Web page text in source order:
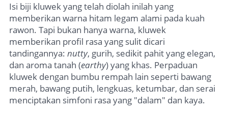
Isi biji kluwek yang telah diolah inilah yang
memberikan warna hitam legam alami pada kuah
rawon. Tapi bukan hanya warna, kluwek
memberikan profil rasa yang sulit dicari
tandingannya: nutty, gurih, sedikit pahit yang elegan,
dan aroma tanah (earthy) yang khas. Perpaduan
kluwek dengan bumbu rempah lain seperti bawang
merah, bawang putih, lengkuas, ketumbar, dan serai
menciptakan simfoni rasa yang "dalam" dan kaya.